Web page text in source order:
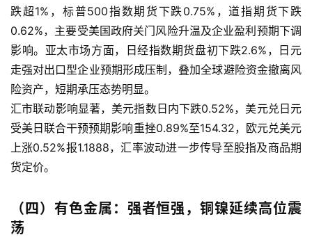
跌超1%，标普500指数期货下跌0.75%，道指期货下跌
0.62%，主要受美国政府关门风险升温及企业盈利预期下调
影响。亚太市场方面，日经指数期货盘初下跌2.6%，日元
走强对出口型企业预期形成压制，叠加全球避险资金撤离风
险资产，短期承压态势明显。
汇市联动影响显著，美元指数日内下跌0.52%，美元兑日元
受美日联合干预预期影响重挫0.89%至154.32，欧元兑美元
上涨0.52%报1.1888，汇率波动进一步传导至股指及商品期
货定价。
（四）有色金属：强者恒强，铜镍延续高位震
荡